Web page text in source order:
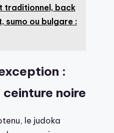
traditionnel, back
sumo ou bulgare :
:
noire
le judoka